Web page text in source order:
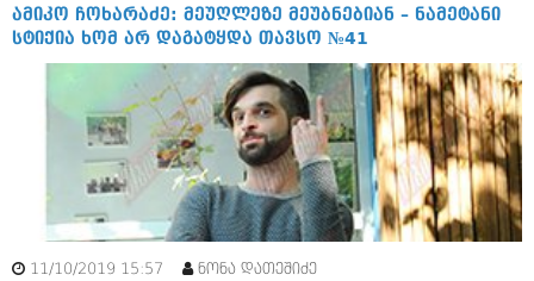
იანვარი 2017 (246)
დეკემბერი 2016 (207)
ოქტომბერი 2016 (257)
სექტემბერი 2016 (224)
აგვისტო 2016 (258)
ივლისი 2016 (211)
ივნისი 2016 (221)
მაისი 2016 (261)
აპრილი 2016 (215)
თებერვალი 2016 (250)
ამიკო ჩოხარაძე: მეუღლეზე მეუბნებიან – ნამეტანი
სტიქია ხომ არ დაგატყდა თავსო №41
11/10/2019 15:57 ნონა დათეშიძე